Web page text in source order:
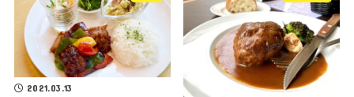
2021.03.13